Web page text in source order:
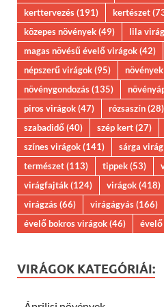
kerttervezés(191) kertészet
közepes növények(49) lila virág
magas növésű évelő virágok(42)
népszerű virágok(95) növények
növénygondozás(135)
piros virágok(47) rózsaszín(28)
szabadidő(40) szép kert(27)
színes virágok(141) sárga virág
természet(113) tippek(53)
virágfajták(124) virágok(418)
virágzás(66) virágágyás(166)
évelő bokros virágok(46) évelő
VIRÁGOK KATEGÓRIÁI: